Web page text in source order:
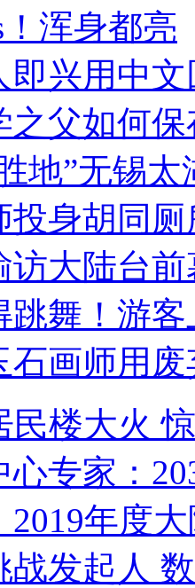
浑身都亮
即兴用中
之父如何
地”无锡
投身胡同
访大陆台
跳舞！游客
石画师用
民楼大火
心专家：
年度
战发起人